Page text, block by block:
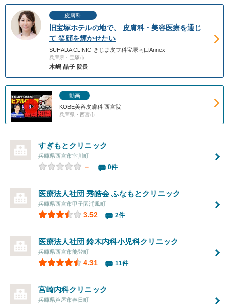
皮膚科
旧宝塚ホテルの地で、 皮膚科・美容医療を通じ
て 笑顔を輝かせたい
SUHADA CLINIC きじま皮フ科宝塚南口Annex
兵庫県・宝塚市
木嶋 晶子 院長
動画
KOBE美容皮膚科 西宮院
兵庫県・西宮市
すぎもとクリニック
兵庫県西宮市室川町
－ 0件
医療法人社団 秀皓会 ふなもとクリニック
兵庫県西宮市甲子園浦風町
3.52 2件
医療法人社団 鈴木内科小児科クリニック
兵庫県西宮市能登町
4.31 11件
宮崎内科クリニック
兵庫県芦屋市春日町